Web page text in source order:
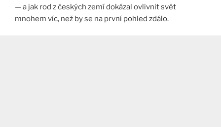
— a jak rod z českých zemí dokázal ovlivnit svět
mnohem víc, než by se na první pohled zdálo.